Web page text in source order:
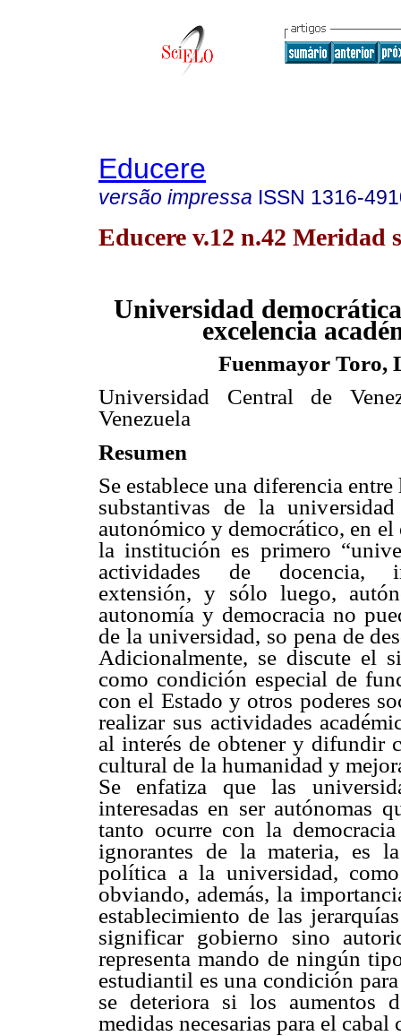
Educere
versão impressa ISSN 1316-
Educere v.12 n.42 Meridad
Universidad
excelencia
Fuenmayor Toro,
Universidad Central de
Venezuela
Resumen
Se establece una diferencia entre
substantivas de la
autonómico y democrático, en el
la institución es primero
actividades de docencia,
extensión, y sólo luego,
autonomía y democracia no
de la universidad, so pena de
Adicionalmente, se discute el
como condición especial de
con el Estado y otros poderes
realizar sus actividades
al interés de obtener y difundir
cultural de la humanidad y
Se enfatiza que las
interesadas en ser autónomas
tanto ocurre con la
ignorantes de la materia, es
política a la universidad,
obviando, además, la
establecimiento de las
significar gobierno sino
representa mando de ningún
estudiantil es una condición
se deteriora si los aumentos
medidas necesarias para el